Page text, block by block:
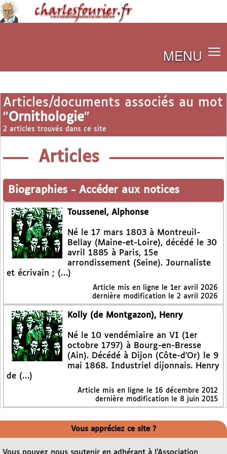
MENU
Articles/documents associés au mot
"Ornithologie"
2 articles trouvés dans ce site
Articles
Biographies - Accéder aux notices
Toussenel, Alphonse
Né le 17 mars 1803 à Montreuil-
Bellay (Maine-et-Loire), décédé le 30
avril 1885 à Paris, 15e
arrondissement (Seine). Journaliste
et écrivain ; (…)
Article mis en ligne le 1er avril 2026
dernière modification le 2 avril 2026
Kolly (de Montgazon), Henry
Né le 10 vendémiaire an VI (1er
octobre 1797) à Bourg-en-Bresse
(Ain). Décédé à Dijon (Côte-d’Or) le 9
mai 1868. Industriel dijonnais. Henry
de (…)
Article mis en ligne le 16 décembre 2012
dernière modification le 8 juin 2015
Vous appréciez ce site ?
Vous pouvez nous soutenir en adhérant à l’Association